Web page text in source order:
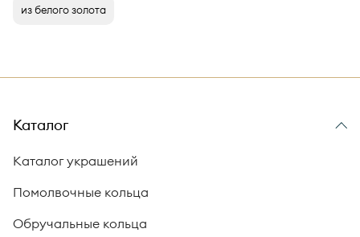
из белого золота
Каталог
Каталог украшений
Помолвочные кольца
Обручальные кольца